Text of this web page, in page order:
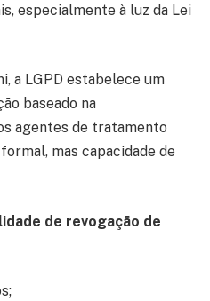
especialmente à luz da Lei
a LGPD estabelece um
baseado na
agentes de tratamento
mas capacidade de
de revogação de